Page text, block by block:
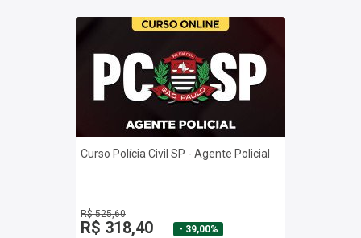
Curso Polícia Civil SP - Agente Policial
R$ 525,60
R$ 318,40
- 39,00%